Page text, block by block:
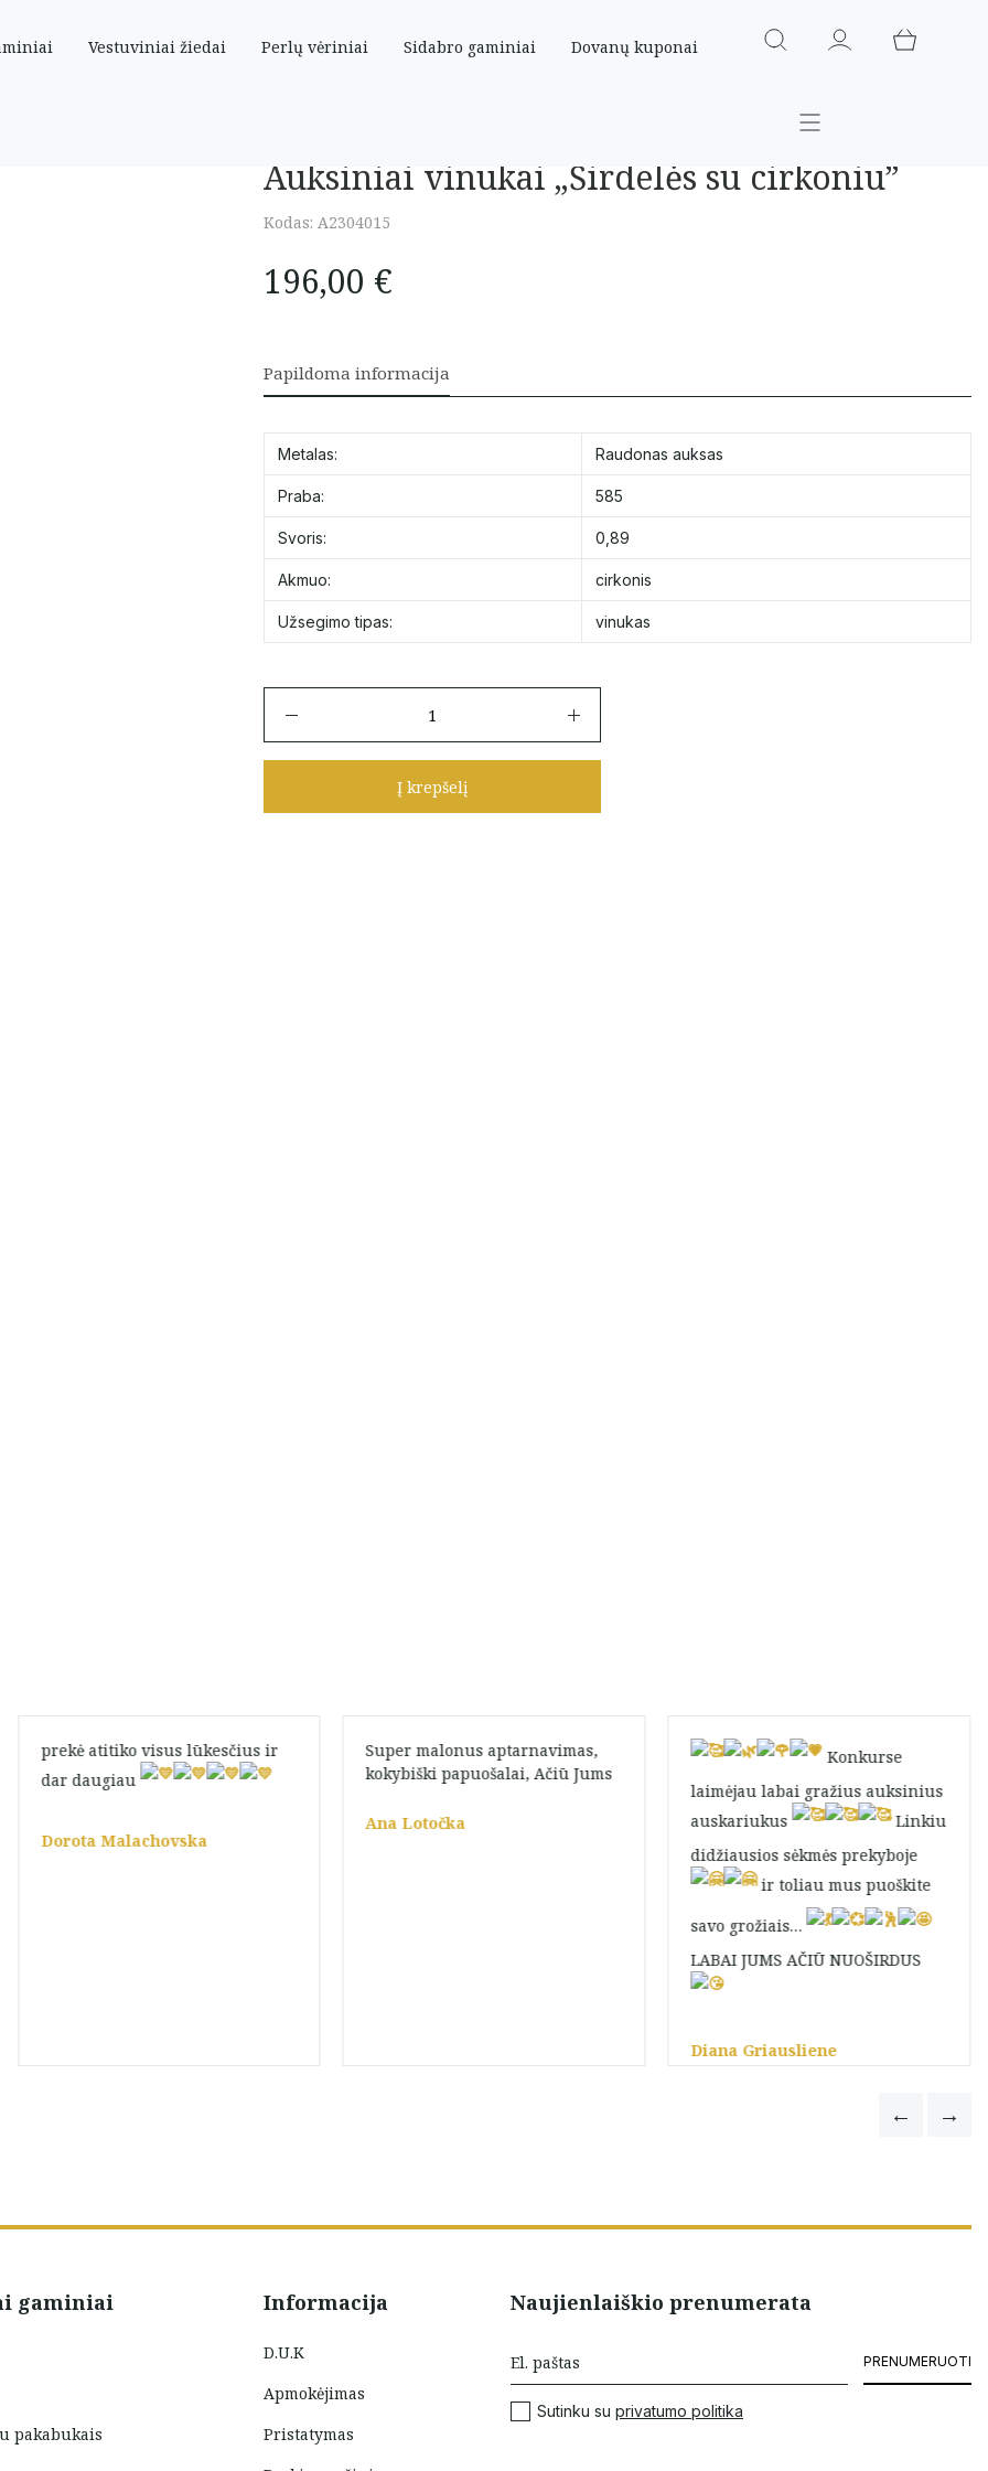
Vestuviniai žiedai Perlų vėriniai Sidabro gaminiai Dovanų kuponai
Auksiniai vinukai „Širdelės su cirkoniu”
Kodas: A2304015
196,00 €
Papildoma informacija
Metalas: Raudonas auksas
Praba: 585
Svoris: 0,89
Akmuo: cirkonis
Užsegimo tipas: vinukas
Auksiniai
su
Į krepšelį
prekė atitiko visus lūkesčius ir
dar daugiau
Dorota Malachovska
Super malonus aptarnavimas,
kokybiški papuošalai, Ačiū Jums
Ana Lotočka
Konkurse
laimėjau labai gražius auksinius
auskariukus
Linkiu
didžiausios sėkmės prekyboje
ir toliau mus puoškite
savo grožiais…
LABAI JUMS AČIŪ NUOŠIRDUS
Diana Griausliene
gaminiai
pakabukais
Informacija
D.U.K
Apmokėjimas
Pristatymas
Naujienlaiškio prenumerata
PRENUMERUOTI
Sutinku su privatumo politika